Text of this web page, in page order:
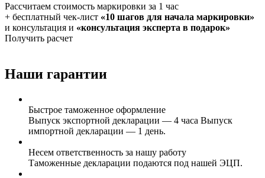
Рассчитаем стоимость маркировки за 1 час
+ бесплатный чек-лист «10 шагов для начала маркировки»
и консультация и «консультация эксперта в подарок»
Получить расчет
Наши гарантии
Быстрое таможенное оформление
Выпуск экспортной декларации — 4 часа Выпуск
импортной декларации — 1 день.
Несем ответственность за нашу работу
Таможенные декларации подаются под нашей ЭЦП.